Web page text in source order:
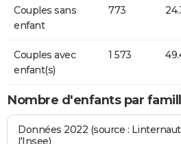
Couples sans
enfant
773
Couples avec
enfant(s)
1 573
Nombre d'enfants par
Données 2022 (source :
l'Insee)